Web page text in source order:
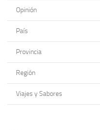
Opinión
País
Provincia
Región
Viajes y Sabores